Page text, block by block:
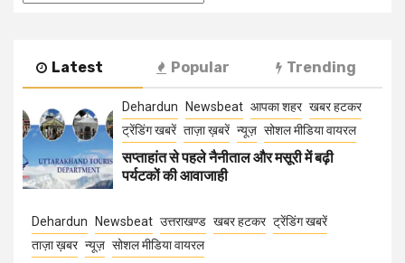
Latest Popular Trending
Dehardun Newsbeat आपका शहर खबर हटकर
ट्रेंडिंग खबरें ताज़ा ख़बरें न्यूज़ सोशल मीडिया वायरल
सप्ताहांत से पहले नैनीताल और मसूरी में बढ़ी
पर्यटकों की आवाजाही
Dehardun Newsbeat उत्तराखण्ड खबर हटकर ट्रेंडिंग खबरें
ताज़ा ख़बर न्यूज़ सोशल मीडिया वायरल